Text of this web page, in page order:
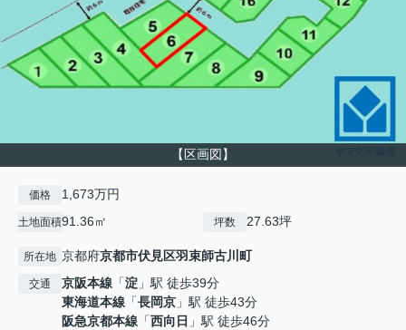
【区画図】
価格 1,673万円
土地面積91.36㎡ 坪数 27.63坪
所在地 京都府京都市伏見区羽束師古川町
交通 京阪本線 「淀 」駅 徒歩39分
東海道本線 「長岡京 」駅 徒歩43分
阪急京都本線 「西向日 」駅 徒歩46分